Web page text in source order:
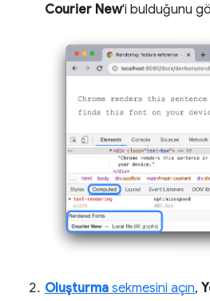
Courier New'i bulduğunu
Oluşturma sekmesini açın,